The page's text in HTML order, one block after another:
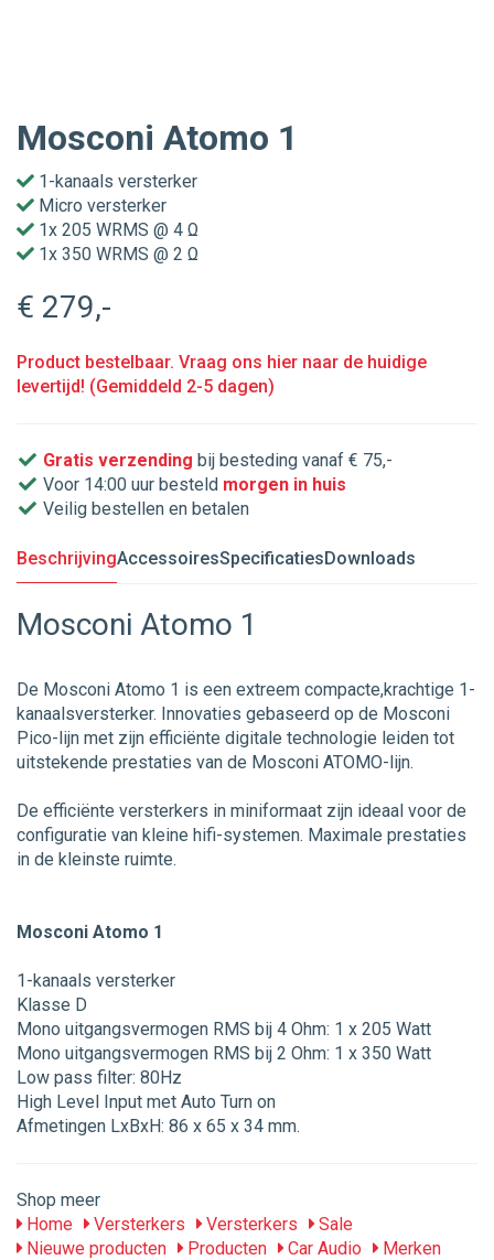
Mosconi Atomo 1
1-kanaals versterker
Micro versterker
1x 205 WRMS @ 4 Ω
1x 350 WRMS @ 2 Ω
€ 279,-
Product bestelbaar. Vraag ons hier naar de huidige
levertijd! (Gemiddeld 2-5 dagen)
Gratis verzending bij besteding vanaf € 75,-
Voor 14:00 uur besteld morgen in huis
Veilig bestellen en betalen
BeschrijvingAccessoiresSpecificatiesDownloads
Mosconi Atomo 1
De Mosconi Atomo 1 is een extreem compacte,krachtige 1-
kanaalsversterker. Innovaties gebaseerd op de Mosconi
Pico-lijn met zijn efficiënte digitale technologie leiden tot
uitstekende prestaties van de Mosconi ATOMO-lijn.
De efficiënte versterkers in miniformaat zijn ideaal voor de
configuratie van kleine hifi-systemen. Maximale prestaties
in de kleinste ruimte.
Mosconi Atomo 1
1-kanaals versterker
Klasse D
Mono uitgangsvermogen RMS bij 4 Ohm: 1 x 205 Watt
Mono uitgangsvermogen RMS bij 2 Ohm: 1 x 350 Watt
Low pass filter: 80Hz
High Level Input met Auto Turn on
Afmetingen LxBxH: 86 x 65 x 34 mm.
Shop meer
Home
Versterkers Versterkers
Sale
Nieuwe producten
Producten Car Audio
Merken